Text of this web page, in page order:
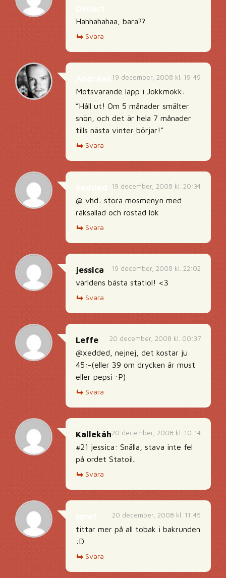
Hahhahahaa, bara??
Svara
19 december, 2008 kl. 19:49
Motsvarande lapp i Jokkmokk:
”Håll ut! Om 5 månader smälter
snön, och det är hela 7 månader
tills nästa vinter börjar!”
Svara
19 december, 2008 kl. 20:34
@ vhd: stora mosmenyn med
räksallad och rostad lök
Svara
19 december, 2008 kl. 22:02
jessica
världens bästa statiol! <3
Svara
20 december, 2008 kl. 00:37
Leffe
@xedded, nejnej, det kostar ju
45:-(eller 39 om drycken är must
eller pepsi :P)
Svara
20 december, 2008 kl. 10:14
Kallekåh
#21 jessica: Snälla, stava inte fel
på ordet Statoil..
Svara
20 december, 2008 kl. 11:45
tittar mer på all tobak i bakrunden
:D
Svara